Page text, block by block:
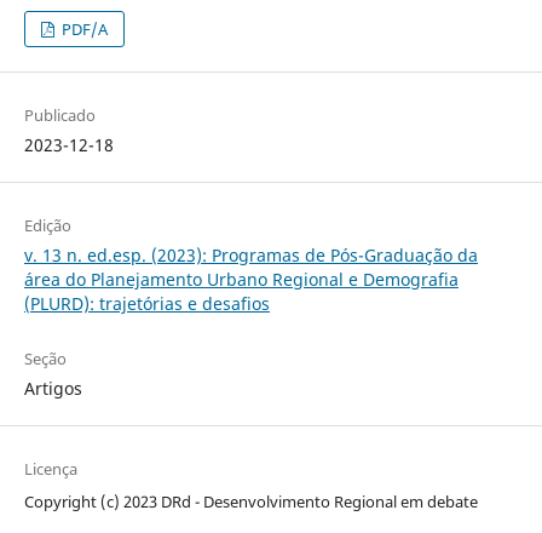
PDF/A
Publicado
2023-12-18
Edição
v. 13 n. ed.esp. (2023): Programas de Pós-Graduação da
área do Planejamento Urbano Regional e Demografia
(PLURD): trajetórias e desafios
Seção
Artigos
Licença
Copyright (c) 2023 DRd - Desenvolvimento Regional em debate